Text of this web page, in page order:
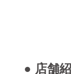
● 店舗